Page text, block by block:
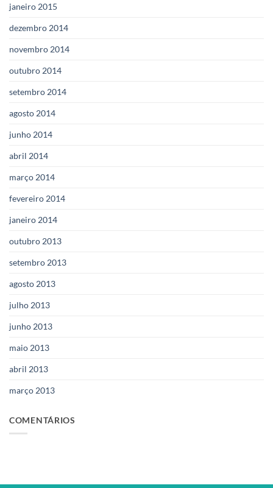
janeiro 2015
dezembro 2014
novembro 2014
outubro 2014
setembro 2014
agosto 2014
junho 2014
abril 2014
março 2014
fevereiro 2014
janeiro 2014
outubro 2013
setembro 2013
agosto 2013
julho 2013
junho 2013
maio 2013
abril 2013
março 2013
COMENTÁRIOS